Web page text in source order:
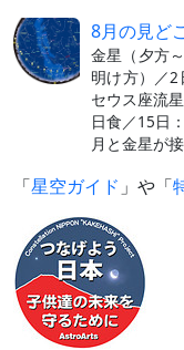
8月の見ど
金星（夕方
明け方）／
セウス座流
日食／15日
月と金星が
「星空ガイド 」や「